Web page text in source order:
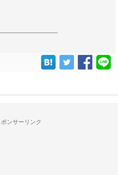
ンサーリンク